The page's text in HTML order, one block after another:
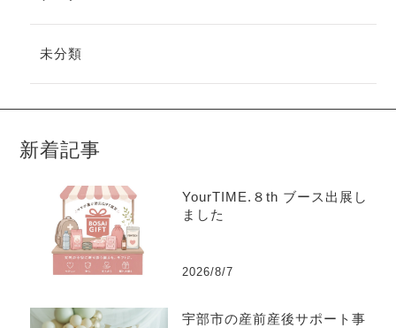
未分類
新着記事
YourTIME.８th ブース出展し
ました
2026/8/7
宇部市の産前産後サポート事